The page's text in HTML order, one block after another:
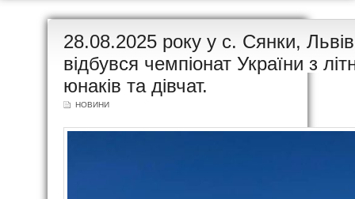
20
28.08.2025 року у с. Сянки,
відбувся чемпіонат України з
юнаків та дівчат.
НОВИНИ